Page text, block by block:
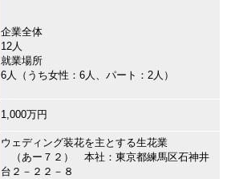
企業全体
12人
就業場所
6人（うち女性：6人、パート：2人）
1,000万円
ウェディング装花を主とする生花業
（あー７２） 本社：東京都練馬区石神井
台２－２２－８